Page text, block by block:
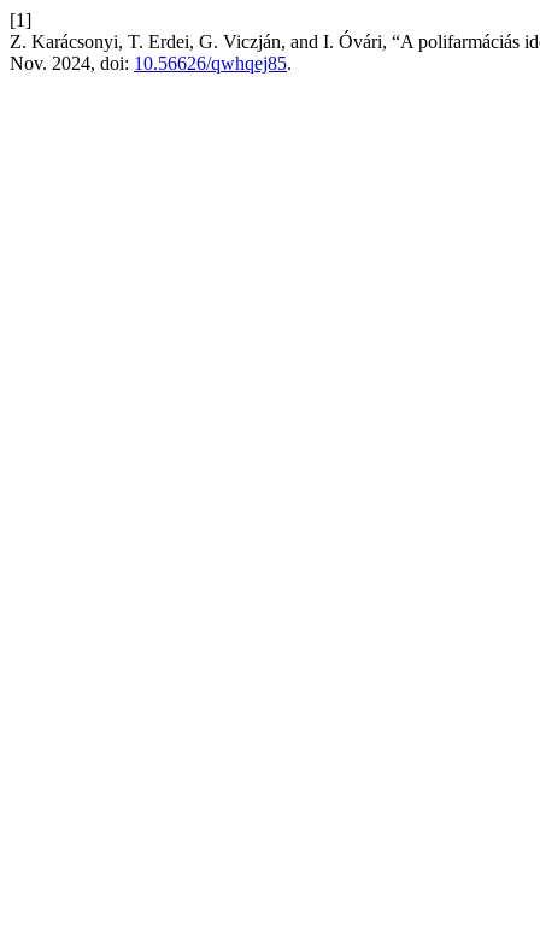
[1]
Z. Karácsonyi, T. Erdei, G. Viczján, and I. Óvári, “A polifarmáciás
Nov. 2024, doi: 10.56626/qwhqej85.